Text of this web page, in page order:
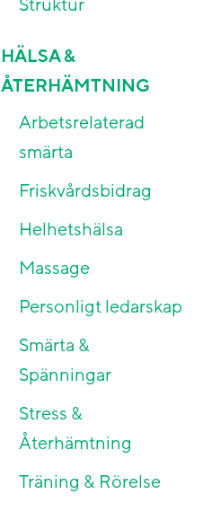
Struktur
HÄLSA &
ÅTERHÄMTNING
Arbetsrelaterad
smärta
Friskvårdsbidrag
Helhetshälsa
Massage
Personligt ledarskap
Smärta &
Spänningar
Stress &
Återhämtning
Träning & Rörelse